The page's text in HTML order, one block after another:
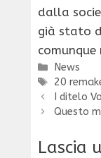
dalla
già stato
Categorie
News
Tag
20
I ditelo
Questo
Lascia